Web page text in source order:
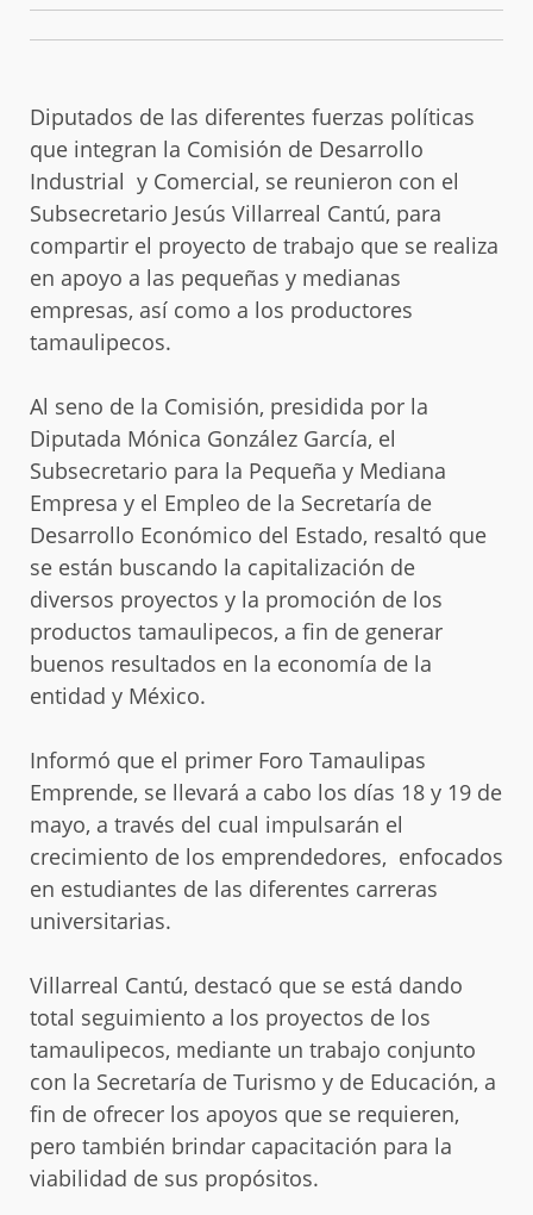
Diputados de las diferentes fuerzas políticas
que integran la Comisión de Desarrollo
Industrial y Comercial, se reunieron con el
Subsecretario Jesús Villarreal Cantú, para
compartir el proyecto de trabajo que se realiza
en apoyo a las pequeñas y medianas
empresas, así como a los productores
tamaulipecos.
Al seno de la Comisión, presidida por la
Diputada Mónica González García, el
Subsecretario para la Pequeña y Mediana
Empresa y el Empleo de la Secretaría de
Desarrollo Económico del Estado, resaltó que
se están buscando la capitalización de
diversos proyectos y la promoción de los
productos tamaulipecos, a fin de generar
buenos resultados en la economía de la
entidad y México.
Informó que el primer Foro Tamaulipas
Emprende, se llevará a cabo los días 18 y 19 de
mayo, a través del cual impulsarán el
crecimiento de los emprendedores, enfocados
en estudiantes de las diferentes carreras
universitarias.
Villarreal Cantú, destacó que se está dando
total seguimiento a los proyectos de los
tamaulipecos, mediante un trabajo conjunto
con la Secretaría de Turismo y de Educación, a
fin de ofrecer los apoyos que se requieren,
pero también brindar capacitación para la
viabilidad de sus propósitos.